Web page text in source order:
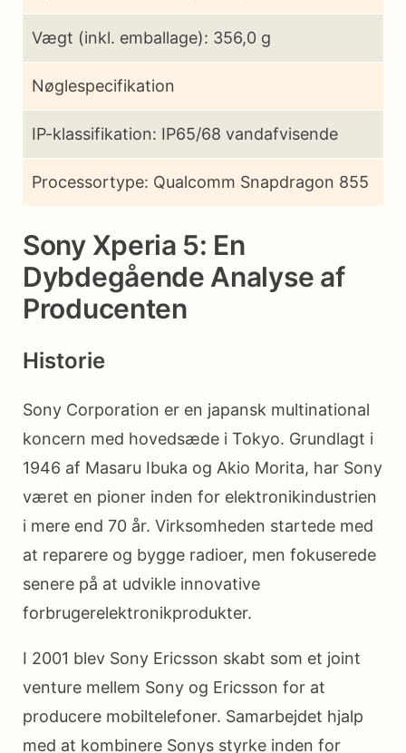
Vægt (inkl. emballage): 356,0 g
Nøglespecifikation
IP-klassifikation: IP65/68 vandafvisende
Processortype: Qualcomm Snapdragon 855
Sony Xperia 5: En
Dybdegående Analyse af
Producenten
Historie
Sony Corporation er en japansk multinational
koncern med hovedsæde i Tokyo. Grundlagt i
1946 af Masaru Ibuka og Akio Morita, har Sony
været en pioner inden for elektronikindustrien
i mere end 70 år. Virksomheden startede med
at reparere og bygge radioer, men fokuserede
senere på at udvikle innovative
forbrugerelektronikprodukter.
I 2001 blev Sony Ericsson skabt som et joint
venture mellem Sony og Ericsson for at
producere mobiltelefoner. Samarbejdet hjalp
med at kombinere Sonys styrke inden for